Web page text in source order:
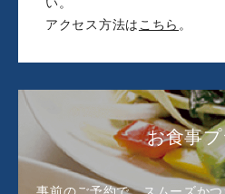
い。
アクセス方法はこちら 。
お食事
事前のご予約で、スムーズか